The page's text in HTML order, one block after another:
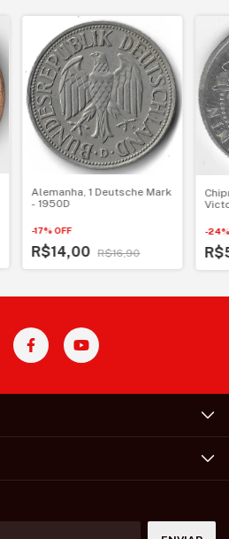
Alemanha, 1 Deutsche Mark
- 1950D
-17%OFF
R$14,00 R$16,90
-24